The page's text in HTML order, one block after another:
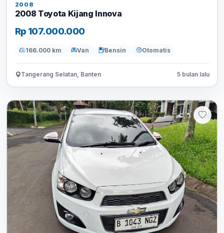
2008
2008 Toyota Kijang Innova
Rp 107.000.000
166.000 km Van Bensin Otomatis
Tangerang Selatan, Banten 5 bulan lalu